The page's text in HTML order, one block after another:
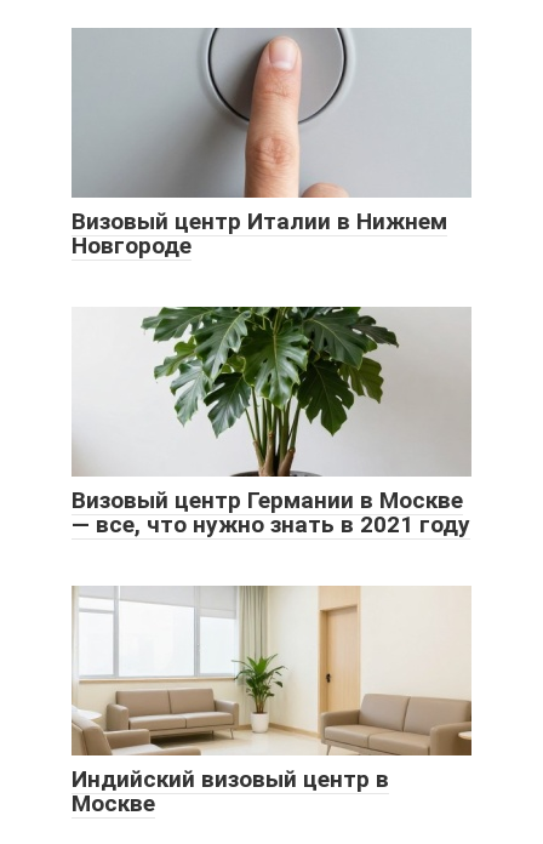
Визовый центр Италии в Нижнем
Новгороде
Визовый центр Германии в Москве
— все, что нужно знать в 2021 году
Индийский визовый центр в
Москве